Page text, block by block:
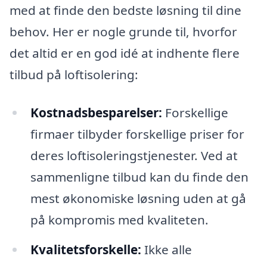
med at finde den bedste løsning til dine
behov. Her er nogle grunde til, hvorfor
det altid er en god idé at indhente flere
tilbud på loftisolering:
Kostnadsbesparelser: Forskellige
firmaer tilbyder forskellige priser for
deres loftisoleringstjenester. Ved at
sammenligne tilbud kan du finde den
mest økonomiske løsning uden at gå
på kompromis med kvaliteten.
Kvalitetsforskelle: Ikke alle